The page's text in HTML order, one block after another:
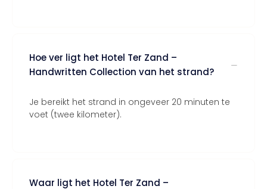
Hoe ver ligt het Hotel Ter Zand –
Handwritten Collection van het strand?
Je bereikt het strand in ongeveer 20 minuten te
voet (twee kilometer).
Waar ligt het Hotel Ter Zand –